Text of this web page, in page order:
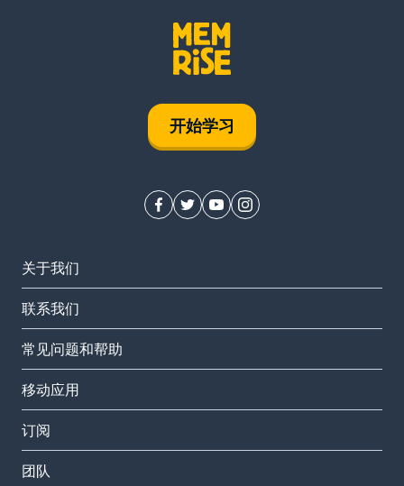
开始学习
关于我们
联系我们
常见问题和帮助
移动应用
订阅
团队